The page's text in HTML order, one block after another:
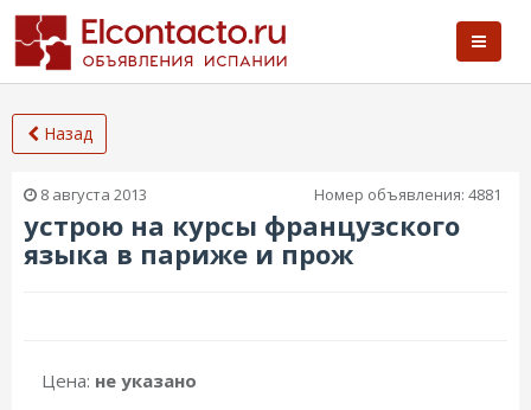
Назад
8 августа 2013 Номер объявления: 4881
устрою на курсы французского
языка в париже и прож
Цена: не указано